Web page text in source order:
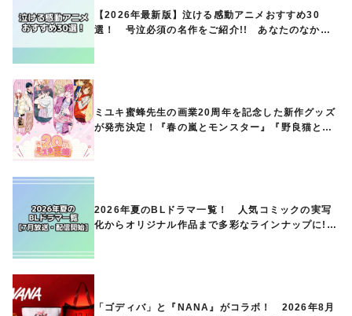
【2026年最新版】泣ける感動アニメおすすめ30
選！ 号泣必須の名作をご紹介!! あなたのなかの
ミユキ蜜蜂先生の画業20周年を記念した新作グッズ
が発売決定！『春の嵐とモンスター』『野良猫と
2026年夏のBLドラマ一覧！ 人気コミックの実写
化からオリジナル作品まで多彩なラインナップに!!
「ゴディバ」と『NANA』がコラボ！ 2026年8月